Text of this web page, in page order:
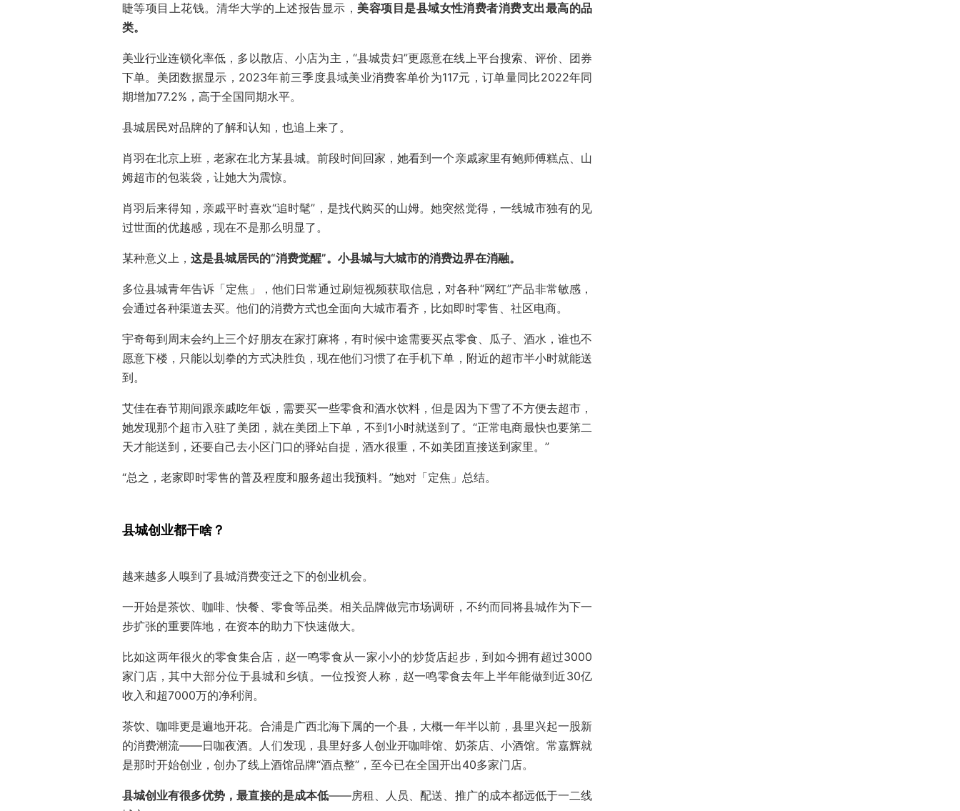
睫等项目上花钱。清华大学的上述报告显示， 美容项目是县域女性消费者消费支出最高的品
类。
美业行业连锁化率低，多以散店、小店为主，“县城贵妇”更愿意在线上平台搜索、评价、 团券
下单。美团数据显示，2023年前三季度县域美业消费客单价为117元，订单量同比2022年同
期增加77.2%，高于全国同期水平。
县城居民对品牌的了解和认知，也追上来了。
肖羽在北京上班，老家在北方某县城。前段时间回家，她看到一个亲戚家里有鲍师傅糕点、山
姆超市的包装袋，让她大为震惊。
肖羽后来得知，亲戚平时喜欢“追时髦”，是找代购买的山姆。她突然觉得，一线城市独有的见
过世面的优越感，现在不是那么明显了。
某种意义上， 这是县城居民的“消费觉醒”。小县城与大城市的消费边界在消融。
多位县城青年告诉「定焦」，他们日常通过刷短视频获取信息，对各种“网红”产品非常敏感，
会通过各种渠道去买。他们的消费方式也全面向大城市看齐，比如即时零售、社区电商。
宇奇每到周末会约上三个好朋友在家打麻将，有时候中途需要买点零食、瓜子、酒水，谁也不
愿意下楼，只能以划拳的方式决胜负，现在他们习惯了在手机下单，附近的超市半小时就能送
到。
艾佳在春节期间跟亲戚吃年饭，需要买一些零食和酒水饮料，但是因为下雪了不方便去超市，
她发现那个超市入驻了美团，就在美团上下单，不到1小时就送到了。“正常电商最快也要第二
天才能送到，还要自己去小区门口的驿站自提，酒水很重，不如美团直接送到家里。”
“总之，老家即时零售的普及程度和服务超出我预料。”她对「定焦」总结。
县城创业都干啥？
越来越多人嗅到了县城消费变迁之下的创业机会。
一开始是茶饮、咖啡、快餐、零食等品类。相关品牌做完市场调研，不约而同将县城作为下一
步扩张的重要阵地，在资本的助力下快速做大。
比如这两年很火的零食集合店，赵一鸣零食从一家小小的炒货店起步，到如今拥有超过3000
家门店，其中大部分位于县城和乡镇。一位投资人称，赵一鸣零食去年上半年能做到近30亿
收入和超7000万的净利润。
茶饮、咖啡更是遍地开花。合浦是广西北海下属的一个县，大概一年半以前，县里兴起一股新
的消费潮流——日咖夜酒。人们发现，县里好多人创业开咖啡馆、奶茶店、小酒馆。常嘉辉就
是那时开始创业，创办了线上酒馆品牌“酒点整”，至今已在全国开出40多家门店。
县城创业有很多优势，最直接的是成本低——房租、人员、配送、推广的成本都远低于一二线